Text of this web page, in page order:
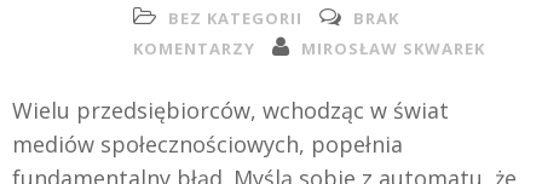
BEZ KATEGORII
BRAK
KOMENTARZY
MIROSŁAW SKWAREK
Wielu przedsiębiorców, wchodząc w świat
mediów społecznościowych, popełnia
fundamentalny błąd. Myślą sobie z automatu, że